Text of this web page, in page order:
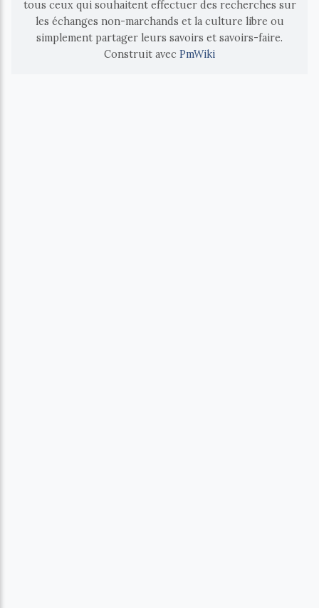
tous ceux qui souhaitent effectuer des recherches sur
les échanges non-marchands et la culture libre ou
simplement partager leurs savoirs et savoirs-faire.
Construit avec PmWiki